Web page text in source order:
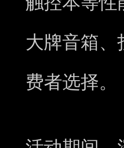
大牌音箱
费者选择。